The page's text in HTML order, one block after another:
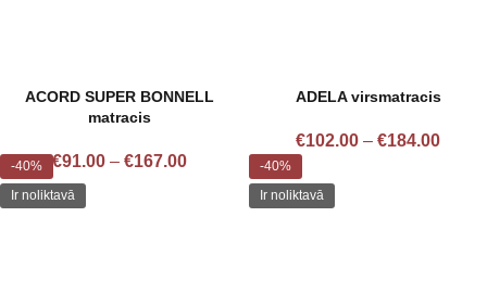
ACORD SUPER BONNELL
matracis
€91.00 – €167.00
ADELA virsmatracis
€102.00 – €184.00
-40%
Ir noliktavā
-40%
Ir noliktavā